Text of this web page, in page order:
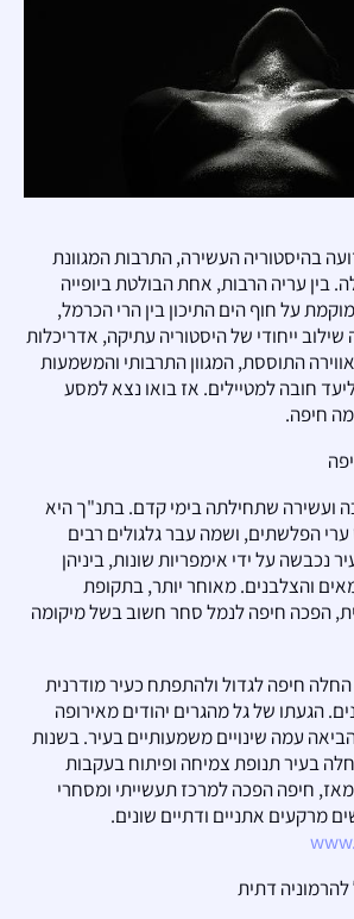
בהיסטוריה העשירה, התרבות המגוונת
בין עריה הרבות, אחת הבולטת ביופייה
על חוף הים התיכון בין הרי הכרמל,
ייחודי של היסטוריה עתיקה, אדריכלות
התוססת, המגוון התרבותי והמשמעות
חובה למטיילים. אז בואו נצא למסע
חיפה.
ועשירה שתחילתה בימי קדם. בתנ"ך היא
הפלשתים, ושמה עבר גלגולים רבים
נכבשה על ידי אימפריות שונות, ביניהן
והצלבנים. מאוחר יותר, בתקופת
הפכה חיפה לנמל סחר חשוב בשל מיקומה
עם זאת, במאה ה -19 החלה חיפה לגדול ולהתפתח כעיר מודרנית
הגעתו של גל מהגרים יהודים מאירופה
המאה ה-20 הביאה עמה שינויים משמעותיים בעיר. בשנות
ה-50 של המאה ה-20 חלה בעיר תנופת צמיחה ופיתוח בעקבות
חיפה הפכה למרכז תעשייתי ומסחרי
מרקעים אתניים ודתיים שונים.
דתית